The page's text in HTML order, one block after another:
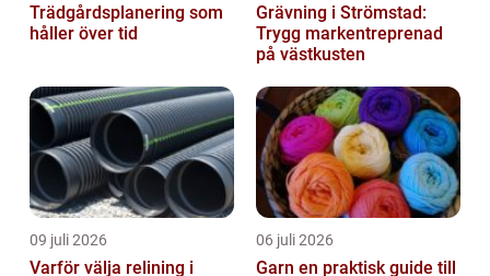
Trädgårdsplanering som
håller över tid
Grävning i Strömstad:
Trygg markentreprenad
på västkusten
09 juli 2026
Varför välja relining i
06 juli 2026
Garn en praktisk guide till